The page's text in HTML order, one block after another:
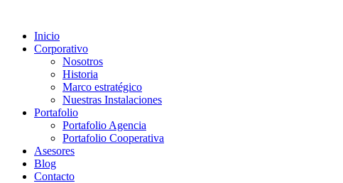
Inicio
Corporativo
Nosotros
Historia
Marco estratégico
Nuestras Instalaciones
Portafolio
Portafolio Agencia
Portafolio Cooperativa
Asesores
Blog
Contacto